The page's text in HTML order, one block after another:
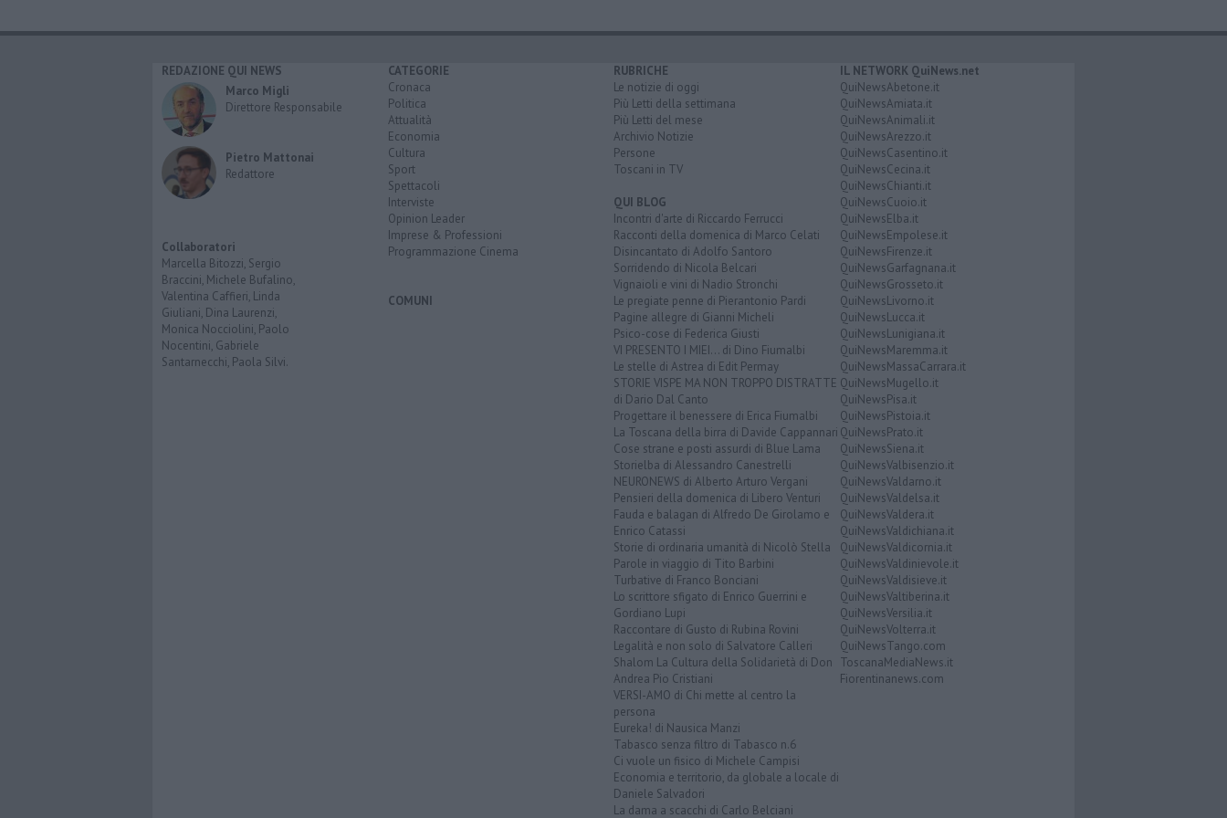
REDAZIONE QUI NEWS
Marco Migli
Direttore Responsabile
Pietro Mattonai
Redattore
Collaboratori
Marcella Bitozzi, Sergio
Braccini, Michele Bufalino,
Valentina Caffieri, Linda
Giuliani, Dina Laurenzi,
Monica Nocciolini, Paolo
Nocentini, Gabriele
Santarnecchi, Paola Silvi.
CATEGORIE
Cronaca
Politica
Attualità
Economia
Cultura
Sport
Spettacoli
Interviste
Opinion Leader
Imprese & Professioni
Programmazione Cinema
COMUNI
RUBRICHE
Le notizie di oggi
Più Letti della settimana
Più Letti del mese
Archivio Notizie
Persone
Toscani in TV
QUI BLOG
Incontri d'arte di Riccardo Ferrucci
Racconti della domenica di Marco Celati
Disincantato di Adolfo Santoro
Sorridendo di Nicola Belcari
Vignaioli e vini di Nadio Stronchi
Le pregiate penne di Pierantonio Pardi
Pagine allegre di Gianni Micheli
Psico-cose di Federica Giusti
VI PRESENTO I MIEI... di Dino Fiumalbi
Le stelle di Astrea di Edit Permay
STORIE VISPE MA NON TROPPO DISTRATTE
di Dario Dal Canto
Progettare il benessere di Erica Fiumalbi
La Toscana della birra di Davide Cappannari
Cose strane e posti assurdi di Blue Lama
Storielba di Alessandro Canestrelli
NEURONEWS di Alberto Arturo Vergani
Pensieri della domenica di Libero Venturi
Fauda e balagan di Alfredo De Girolamo e
Enrico Catassi
Storie di ordinaria umanità di Nicolò Stella
Parole in viaggio di Tito Barbini
Turbative di Franco Bonciani
Lo scrittore sfigato di Enrico Guerrini e
Gordiano Lupi
Raccontare di Gusto di Rubina Rovini
Legalità e non solo di Salvatore Calleri
Shalom La Cultura della Solidarietà di Don
Andrea Pio Cristiani
VERSI-AMO di Chi mette al centro la
persona
Eureka! di Nausica Manzi
Tabasco senza filtro di Tabasco n.6
Ci vuole un fisico di Michele Campisi
Economia e territorio, da globale a locale di
Daniele Salvadori
La dama a scacchi di Carlo Belciani
IL NETWORK QuiNews.net
QuiNewsAbetone.it
QuiNewsAmiata.it
QuiNewsAnimali.it
QuiNewsArezzo.it
QuiNewsCasentino.it
QuiNewsCecina.it
QuiNewsChianti.it
QuiNewsCuoio.it
QuiNewsElba.it
QuiNewsEmpolese.it
QuiNewsFirenze.it
QuiNewsGarfagnana.it
QuiNewsGrosseto.it
QuiNewsLivorno.it
QuiNewsLucca.it
QuiNewsLunigiana.it
QuiNewsMaremma.it
QuiNewsMassaCarrara.it
QuiNewsMugello.it
QuiNewsPisa.it
QuiNewsPistoia.it
QuiNewsPrato.it
QuiNewsSiena.it
QuiNewsValbisenzio.it
QuiNewsValdarno.it
QuiNewsValdelsa.it
QuiNewsValdera.it
QuiNewsValdichiana.it
QuiNewsValdicornia.it
QuiNewsValdinievole.it
QuiNewsValdisieve.it
QuiNewsValtiberina.it
QuiNewsVersilia.it
QuiNewsVolterra.it
QuiNewsTango.com
ToscanaMediaNews.it
Fiorentinanews.com